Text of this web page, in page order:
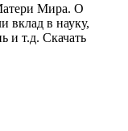
Мира. О
вклад в науку,
и т.д. Скачать